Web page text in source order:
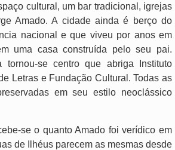
cultural, um bar tradicional, igrejas
Amado. A cidade ainda é berço do
nacional e que viveu por anos em
uma casa construída pelo seu pai.
tornou-se centro que abriga Instituto
Letras e Fundação Cultural. Todas as
em seu estilo neoclássico
se o quanto Amado foi verídico em
de Ilhéus parecem as mesmas desde